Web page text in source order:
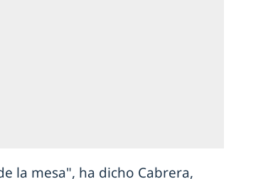
la mesa", ha dicho Cabrera,